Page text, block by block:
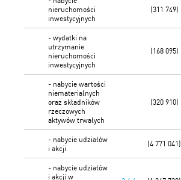
nieruchomości
inwestycyjnych
(311 749)
- wydatki na
utrzymanie
nieruchomości
inwestycyjnych
(168 095)
- nabycie wartości
niematerialnych
oraz składników
rzeczowych
aktywów trwałych
(320 910)
- nabycie udziałów
i akcji
(4 771 041)
- nabycie udziałów
i akcji w